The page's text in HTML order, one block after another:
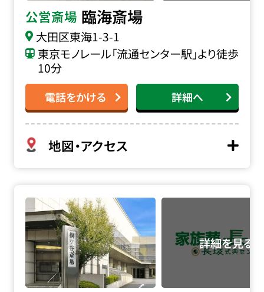
公営斎場 臨海斎場
大田区東海1-3-1
東京モノレール「流通センター駅」より徒歩
10分
電話をかける 詳細へ
地図・アクセス